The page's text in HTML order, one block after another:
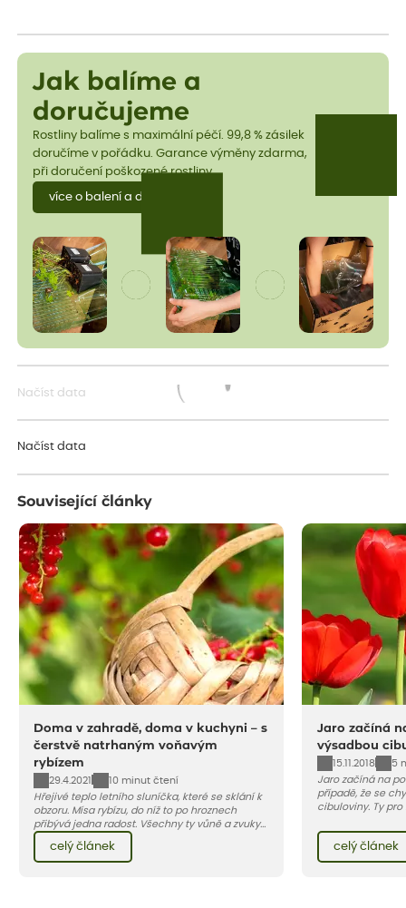
Jak balíme a
doručujeme
Rostliny balíme s maximální péčí. 99,8 % zásilek
doručíme v pořádku. Garance výměny zdarma,
při doručení poškozené rostliny.
více o balení a dopravě
Načíst data
Načíst data
Související články
Doma v zahradě, doma v kuchyni – s
čerstvě natrhaným voňavým
rybízem
29.4.2021
10 minut čtení
Hřejivé teplo letního sluníčka, které se sklání k
obzoru. Mísa rybízu, do níž to po hroznech
přibývá jedna radost. Všechny ty vůně a zvuky
červencové zahrady. Sklizeň rybízu do kuchyně
vnese neuvěřitelný klid a radost. A taky trochu
bezstarostnosti dětství při mlsání babiččina
celý článek
Jaro začíná
výsadbou
15.11.2018
5
Jaro začíná na
případě, že se
cibuloviny. Ty
přibližně v
začínáme s
podzim 2018 –
celý článek